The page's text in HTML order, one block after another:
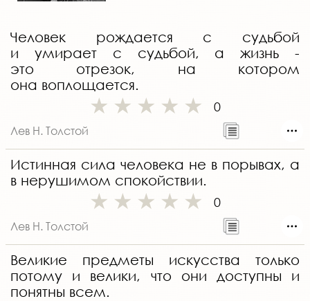
Человек рождается с судьбой
и умирает с судьбой, а жизнь -
это отрезок, на котором
она воплощается.
0
Лев Н. Толстой
Истинная сила человека не в порывах, а
в нерушимом спокойствии.
0
Лев Н. Толстой
Великие предметы искусства только
потому и велики, что они доступны и
понятны всем.